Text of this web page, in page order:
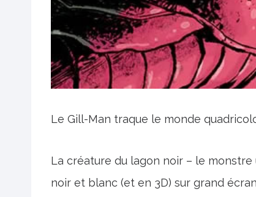
Le Gill-Man traque le monde
La créature du lagon noir – le
noir et blanc (et en 3D) sur grand